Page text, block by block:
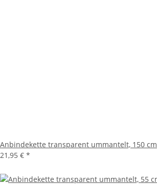
Anbindekette transparent ummantelt, 150 cm
21,95 € *